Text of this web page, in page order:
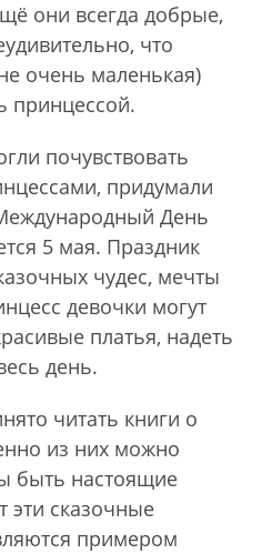
они всегда добрые,
что
очень маленькая)
принцессой.
почувствовать
придумали
День
5 мая. Праздник
чудес, мечты
девочки могут
платья, надеть
день.
читать книги о
из них можно
быть настоящие
эти сказочные
примером